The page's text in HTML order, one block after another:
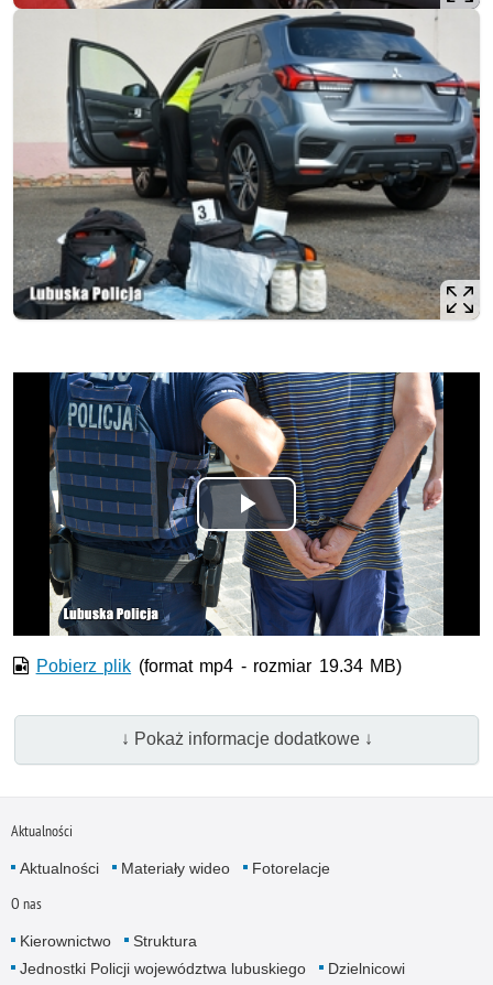
Odtwórz
wideo
Pobierz plik (format mp4 - rozmiar 19.34 MB)
↓ Pokaż informacje dodatkowe ↓
Aktualności
Aktualności Materiały wideo Fotorelacje
O nas
Kierownictwo
Struktura
Jednostki Policji województwa lubuskiego
Dzielnicowi